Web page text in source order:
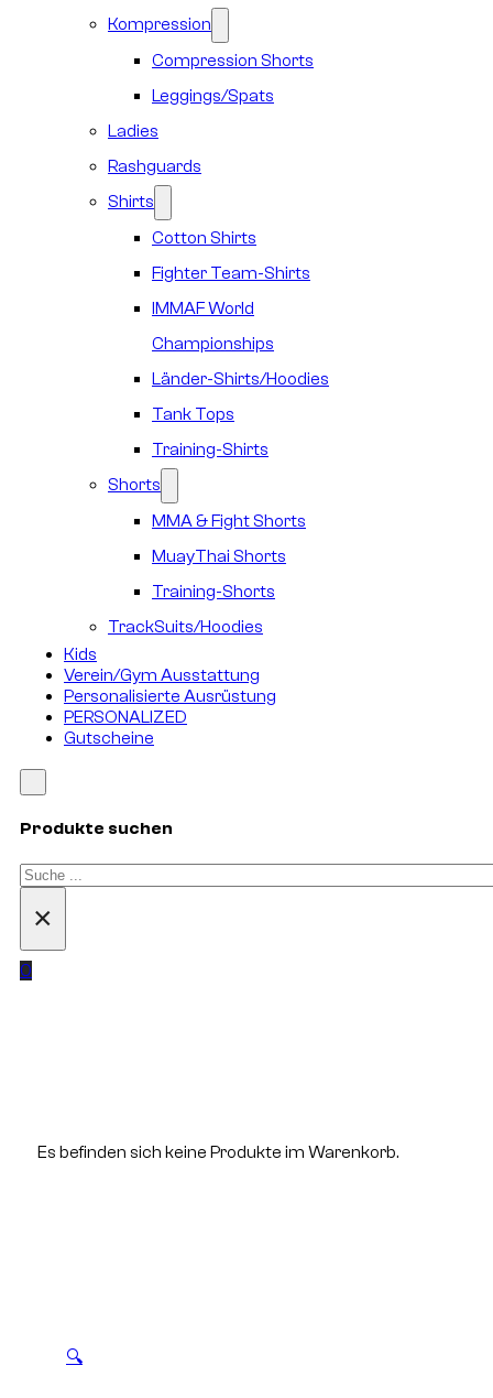
Kompression
Compression Shorts
Leggings/Spats
Ladies
Rashguards
Shirts
Cotton Shirts
Fighter Team-Shirts
IMMAF World
Championships
Länder-Shirts/Hoodies
Tank Tops
Training-Shirts
Shorts
MMA & Fight Shorts
MuayThai Shorts
Training-Shorts
TrackSuits/Hoodies
Kids
Verein/Gym Ausstattung
Personalisierte Ausrüstung
PERSONALIZED
Gutscheine
Produkte suchen
Suchen
×
0
Es befinden sich keine Produkte im Warenkorb.
🔍